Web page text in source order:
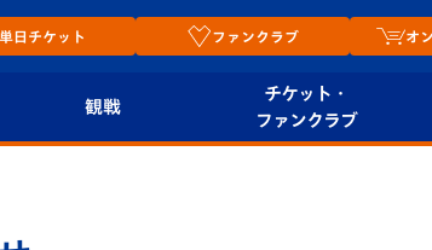
日チケット ファンクラブ オ
観戦
チケット・
ファンクラブ